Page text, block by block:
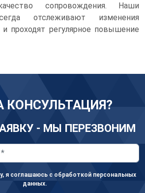
сопровождения. Наши
отслеживают изменения
и проходят регулярное повышение
КОНСУЛЬТАЦИЯ?
- МЫ ПЕРЕЗВОНИМ
я соглашаюсь с обработкой персональных
данных.